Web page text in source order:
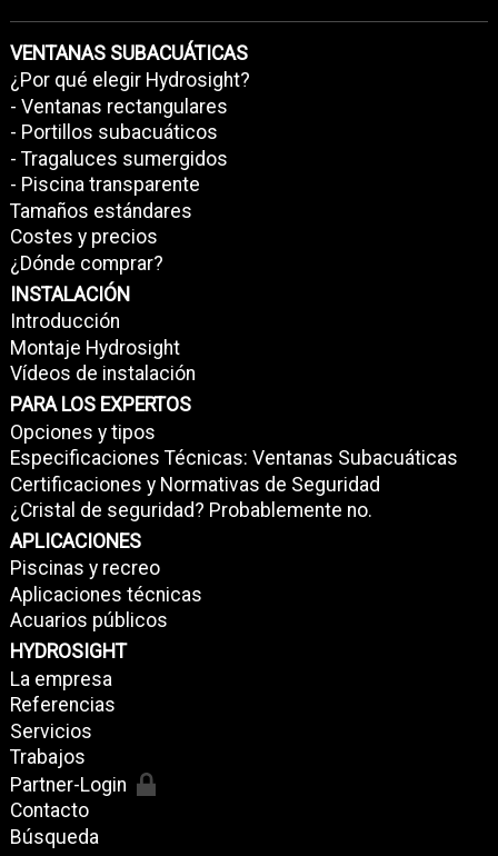
VENTANAS SUBACUÁTICAS
¿Por qué elegir Hydrosight?
- Ventanas rectangulares
- Portillos subacuáticos
- Tragaluces sumergidos
- Piscina transparente
Tamaños estándares
Costes y precios
¿Dónde comprar?
INSTALACIÓN
Introducción
Montaje Hydrosight
Vídeos de instalación
PARA LOS EXPERTOS
Opciones y tipos
Especificaciones Técnicas: Ventanas Subacuáticas
Certificaciones y Normativas de Seguridad
¿Cristal de seguridad? Probablemente no.
APLICACIONES
Piscinas y recreo
Aplicaciones técnicas
Acuarios públicos
HYDROSIGHT
La empresa
Referencias
Servicios
Trabajos
Partner-Login
Contacto
Búsqueda